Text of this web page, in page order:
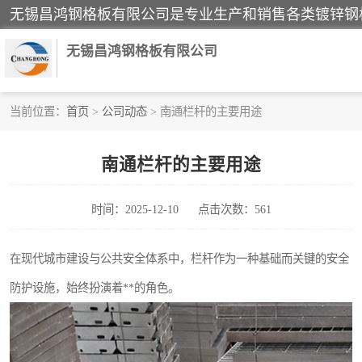
无锡昌鸿钢格板有限公司
当前位置： 首页 > 公司动态 > 南通栏杆的主要用途
南通栏杆的主要用途
时间：2025-12-10 点击次数：561
在现代城市建设与公共安全体系中，栏杆作为一种基础而关键的安全
防护设施，始终扮演着**的角色。
齿形钢格板
热镀锌钢格板
钢格栅踏步板